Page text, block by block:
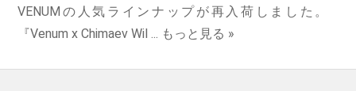
VENUMの人気ラインナップが再入荷しました。
『Venum x Chimaev Wil ... もっと見る »